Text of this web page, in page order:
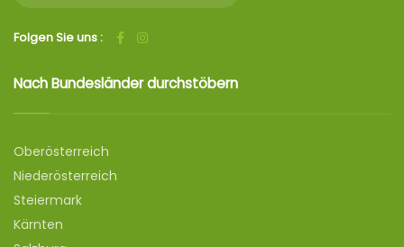
Folgen Sie uns :
Nach Bundesländer durchstöbern
Oberösterreich
Niederösterreich
Steiermark
Kärnten